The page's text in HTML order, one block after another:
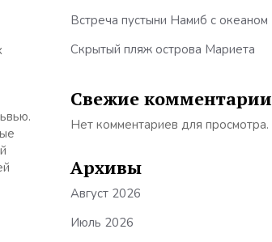
Встреча пустыни Намиб с океаном
Скрытый пляж острова Мариета
Свежие комментарии
Нет комментариев для просмотра.
Архивы
Август 2026
Июль 2026